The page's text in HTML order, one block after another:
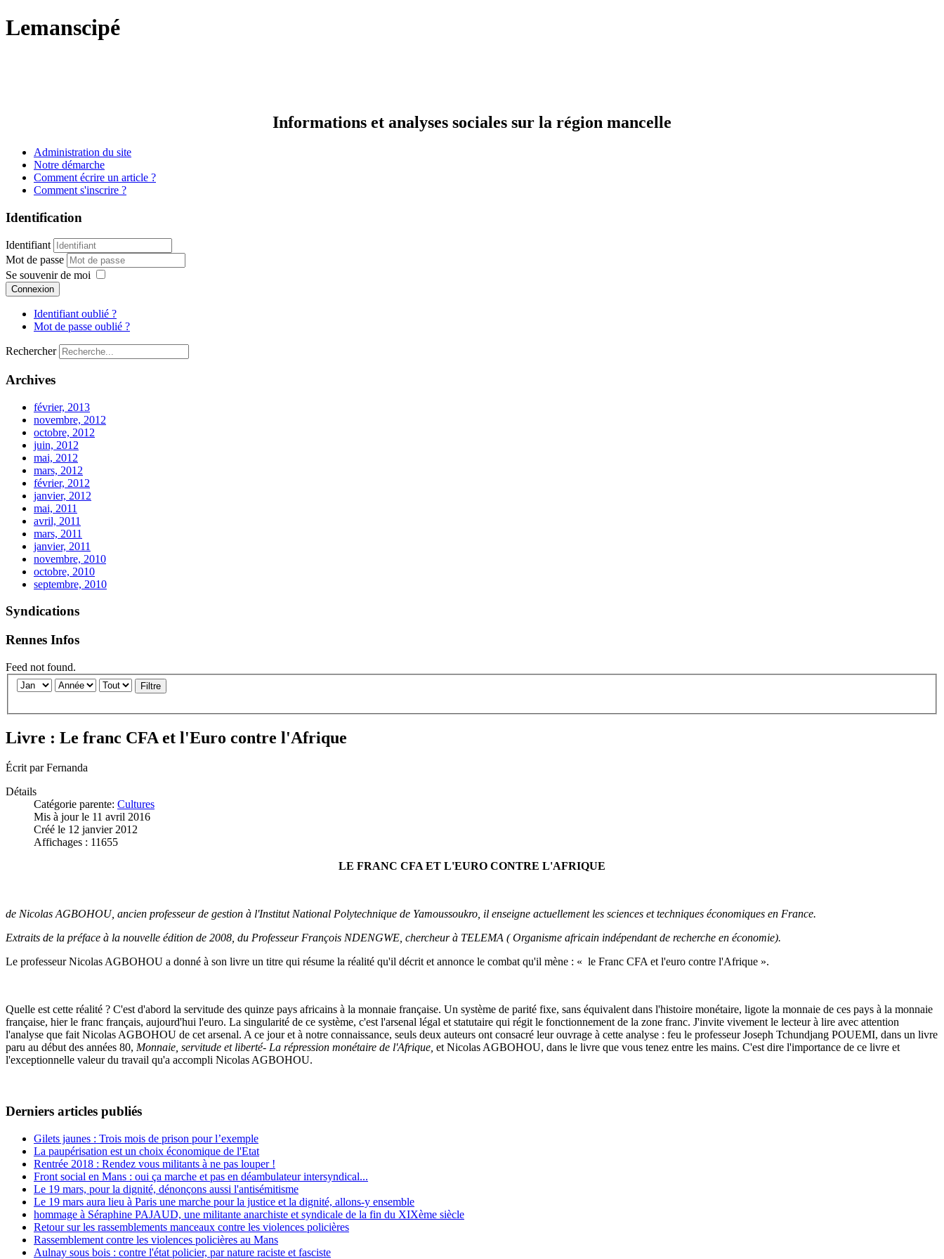
Lemanscipé
Informations et analyses sociales sur la région mancelle
Administration du site
Notre démarche
Comment écrire un article ?
Comment s'inscrire ?
Identification
Identifiant
Mot de passe
Se souvenir de moi
Connexion
Identifiant oublié ?
Mot de passe oublié ?
Rechercher
Archives
février, 2013
novembre, 2012
octobre, 2012
juin, 2012
mai, 2012
mars, 2012
février, 2012
janvier, 2012
mai, 2011
avril, 2011
mars, 2011
janvier, 2011
novembre, 2010
octobre, 2010
septembre, 2010
Syndications
Rennes Infos
Feed not found.
Filtre
Livre : Le franc CFA et l'Euro contre l'Afrique
Écrit parFernanda
Détails
Catégorie parente: Cultures
Mis à jour le 11 avril 2016
Créé le 12 janvier 2012
Affichages : 11655
LE FRANC CFA ET L'EURO CONTRE L'AFRIQUE
de Nicolas AGBOHOU, ancien professeur de gestion à l'Institut National Polytechnique de Yamoussoukro, il enseigne actuellement les sciences et techniques économiques en France.
Extraits de la préface à la nouvelle édition de 2008, du Professeur François NDENGWE, chercheur à TELEMA ( Organisme africain indépendant de recherche en économie).
Le professeur Nicolas AGBOHOU a donné à son livre un titre qui résume la réalité qu'il décrit et annonce le combat qu'il mène : « le Franc CFA et l'euro contre l'Afrique ».
Quelle est cette réalité ? C'est d'abord la servitude des quinze pays africains à la monnaie française. Un système de parité fixe, sans équivalent dans l'histoire monétaire, ligote la monnaie de ces pays à la monnaie
française, hier le franc français, aujourd'hui l'euro. La singularité de ce système, c'est l'arsenal légal et statutaire qui régit le fonctionnement de la zone franc. J'invite vivement le lecteur à lire avec attention
l'analyse que fait Nicolas AGBOHOU de cet arsenal. A ce jour et à notre connaissance, seuls deux auteurs ont consacré leur ouvrage à cette analyse : feu le professeur Joseph Tchundjang POUEMI, dans un livre
paru au début des années 80, Monnaie, servitude et liberté- La répression monétaire de l'Afrique, et Nicolas AGBOHOU, dans le livre que vous tenez entre les mains. C'est dire l'importance de ce livre et
l'exceptionnelle valeur du travail qu'a accompli Nicolas AGBOHOU.
Derniers articles publiés
Gilets jaunes : Trois mois de prison pour l’exemple
La paupérisation est un choix économique de l'Etat
Rentrée 2018 : Rendez vous militants à ne pas louper !
Front social en Mans : oui ça marche et pas en déambulateur intersyndical...
Le 19 mars, pour la dignité, dénonçons aussi l'antisémitisme
Le 19 mars aura lieu à Paris une marche pour la justice et la dignité, allons-y ensemble
hommage à Séraphine PAJAUD, une militante anarchiste et syndicale de la fin du XIXème siècle
Retour sur les rassemblements manceaux contre les violences policières
Rassemblement contre les violences policières au Mans
Aulnay sous bois : contre l'état policier, par nature raciste et fasciste